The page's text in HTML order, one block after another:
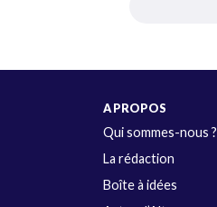
A PROPOS
Qui sommes-nous ?
La rédaction
Boîte à idées